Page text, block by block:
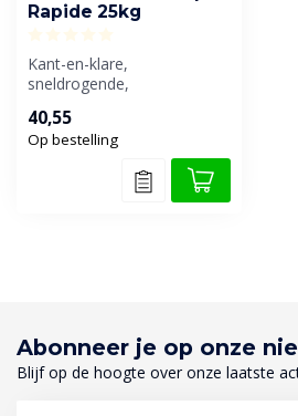
Rapide 25kg
Kant-en-klare,
sneldrogende,
het realiseren van een hec...
40,55
Op bestelling
Abonneer je op onze
Blijf op de hoogte over onze laatste